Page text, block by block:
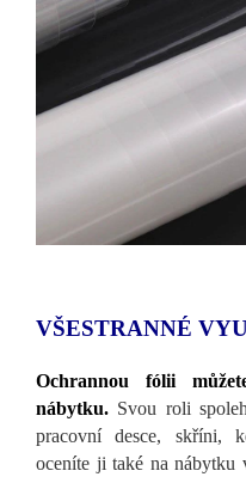
VŠESTRANNÉ
Ochrannou fólii
nábytku. Svou roli
pracovní desce, skříni,
oceníte ji také na nábytku